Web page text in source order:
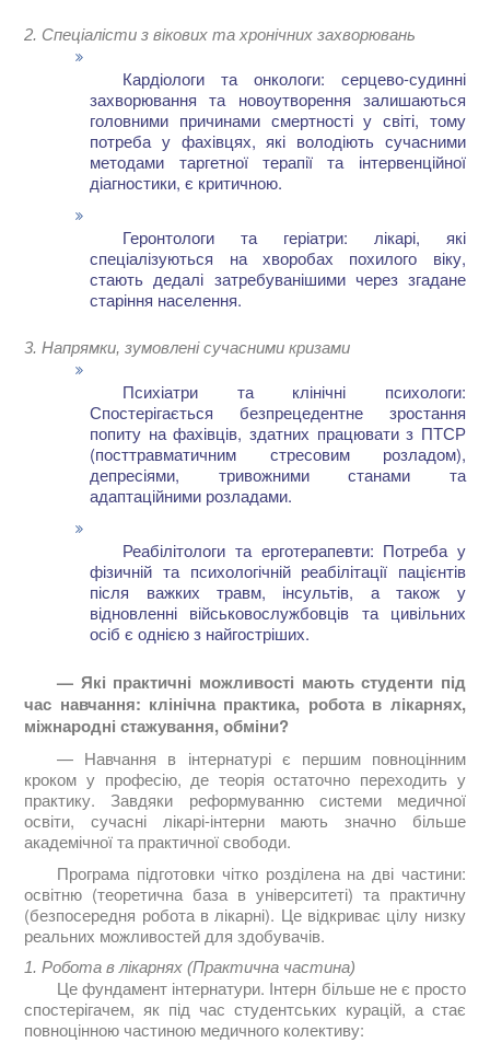
2. Спеціалісти з вікових та хронічних захворювань
Кардіологи та онкологи: серцево-судинні
захворювання та новоутворення залишаються
головними причинами смертності у світі, тому
потреба у фахівцях, які володіють сучасними
методами таргетної терапії та інтервенційної
діагностики, є критичною.
Геронтологи та геріатри: лікарі, які
спеціалізуються на хворобах похилого віку,
стають дедалі затребуванішими через згадане
старіння населення.
3. Напрямки, зумовлені сучасними кризами
Психіатри та клінічні психологи:
Спостерігається безпрецедентне зростання
попиту на фахівців, здатних працювати з ПТСР
(посттравматичним стресовим розладом),
депресіями, тривожними станами та
адаптаційними розладами.
Реабілітологи та ерготерапевти: Потреба у
фізичній та психологічній реабілітації пацієнтів
після важких травм, інсультів, а також у
відновленні військовослужбовців та цивільних
осіб є однією з найгостріших.
— Які практичні можливості мають студенти під
час навчання: клінічна практика, робота в лікарнях,
міжнародні стажування, обміни?
— Навчання в інтернатурі є першим повноцінним
кроком у професію, де теорія остаточно переходить у
практику. Завдяки реформуванню системи медичної
освіти, сучасні лікарі-інтерни мають значно більше
академічної та практичної свободи.
Програма підготовки чітко розділена на дві частини:
освітню (теоретична база в університеті) та практичну
(безпосередня робота в лікарні). Це відкриває цілу низку
реальних можливостей для здобувачів.
1. Робота в лікарнях (Практична частина)
Це фундамент інтернатури. Інтерн більше не є просто
спостерігачем, як під час студентських курацій, а стає
повноцінною частиною медичного колективу: